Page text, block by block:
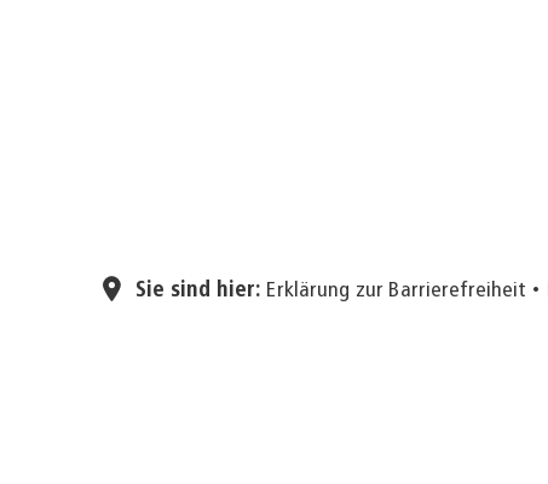
Sie sind hier: Erklärung zur Barrierefreiheit